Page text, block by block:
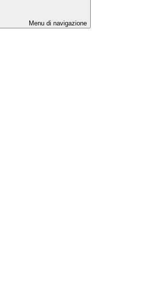
Menu di navigazione